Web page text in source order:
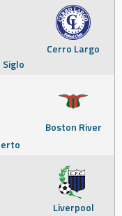
Cerro Largo
Boston River
Liverpool